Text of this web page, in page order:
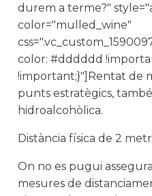
durem a terme?"
color="mulled_wine"
color: #dddddd
!important;}"]Rentat de
punts estratègics,
hidroalcohòlica.
Distància física de 2
On no es pugui
mesures de